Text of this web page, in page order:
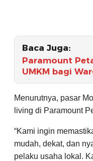
Baca Juga:
Paramount
UMKM bagi
Menurutnya, pasar
living di Paramount
“Kami ingin
mudah, dekat, dan
pelaku usaha lokal.